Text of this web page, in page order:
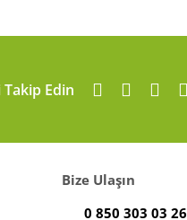
Takip Edin
Bize Ulaşın
0 850 303 03 26